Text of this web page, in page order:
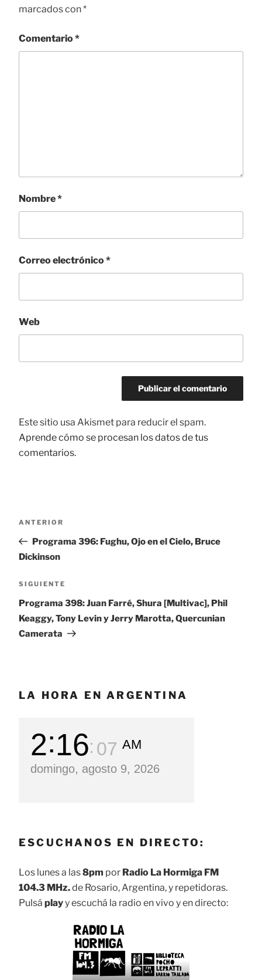
marcados con*
Comentario*
Nombre*
Correo electrónico*
Web
Este sitio usa Akismet para reducir el spam.
Aprende cómo se procesan los datos de tus
comentarios.
entradas
Entrada
anterior:
ANTERIOR
Programa 396: Fughu, Ojo en el Cielo, Bruce
Dickinson
Siguiente
entrada
SIGUIENTE
Programa 398: Juan Farré, Shura [Multivac], Phil
Keaggy, Tony Levin y Jerry Marotta, Quercunian
Camerata
LA HORA EN ARGENTINA
2 16 08 AM
domingo, agosto 9, 2026
ESCUCHANOS EN DIRECTO:
Los lunes a las8pm por Radio La Hormiga FM
104.3 MHz.de Rosario, Argentina, y repetidoras.
Pulsá playy escuchá la radio en vivo y en directo: